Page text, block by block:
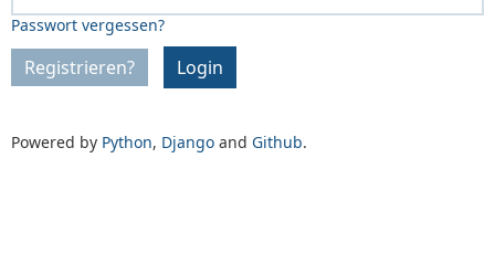
Passwort vergessen?
Registrieren? Login
Powered by Python, Django and Github.